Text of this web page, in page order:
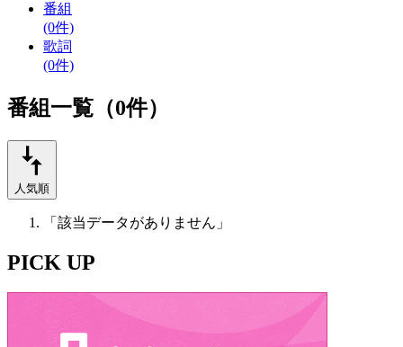
番組
(0件)
歌詞
(0件)
番組一覧（0件）
人気順
「該当データがありません」
PICK UP